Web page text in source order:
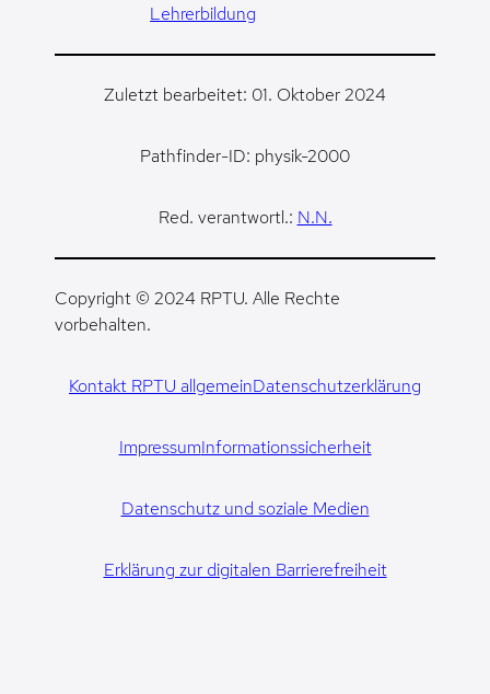
Lehrerbildung
Zuletzt bearbeitet: 01. Oktober 2024
Pathfinder-ID: physik-2000
Red. verantwortl.: N.N.
Copyright © 2024 RPTU. Alle Rechte
vorbehalten.
Kontakt RPTU allgemeinDatenschutzerklärung
ImpressumInformationssicherheit
Datenschutz und soziale Medien
Erklärung zur digitalen Barrierefreiheit